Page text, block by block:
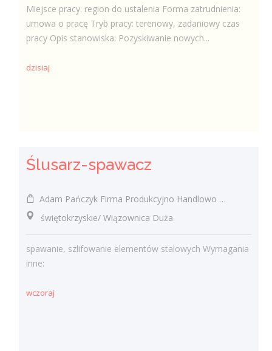
Miejsce pracy: region do ustalenia Forma zatrudnienia:
umowa o pracę Tryb pracy: terenowy, zadaniowy czas
pracy Opis stanowiska: Pozyskiwanie nowych...
dzisiaj
Ślusarz-spawacz
Adam Pańczyk Firma Produkcyjno Handlowo Usługowa "KONRAD" Wiązownica Duża
świętokrzyskie/ Wiązownica Duża
spawanie, szlifowanie elementów stalowych Wymagania
inne:
wczoraj